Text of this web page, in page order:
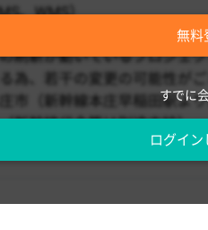
無料
すでに
ログイ